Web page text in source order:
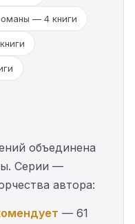
— 4 книги
объединена
Серии —
автора:
— 61